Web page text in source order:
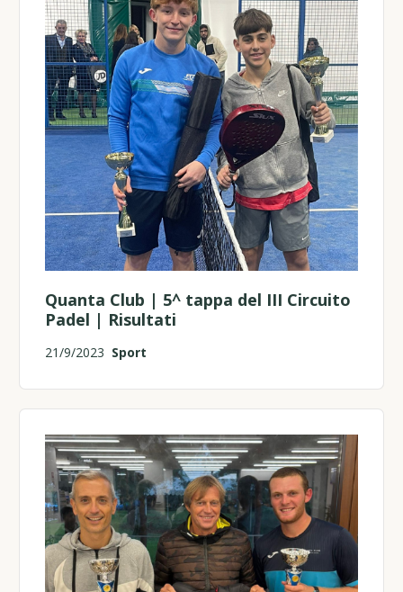
Quanta Club | 5^ tappa del III Circuito
Padel | Risultati
21/9/2023 Sport